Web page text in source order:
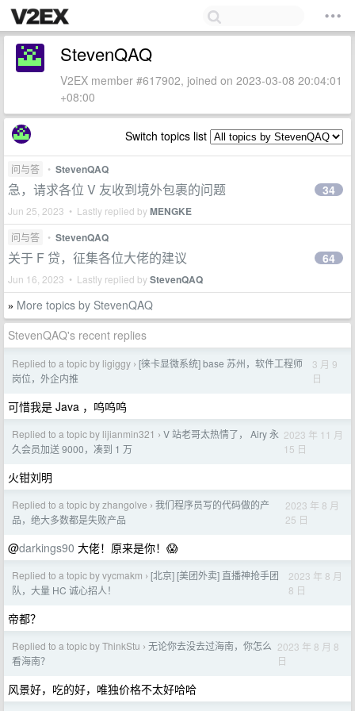
StevenQAQ
V2EX member #617902, joined on 2023-03-08 20:04:01
+08:00
Switch topics list
问与答 • StevenQAQ
急，请求各位 V 友收到境外包裹的问题
Jun 25, 2023 • Lastly replied byMENGKE
34
问与答 • StevenQAQ
关于 F 贷，征集各位大佬的建议
Jun 16, 2023 • Lastly replied byStevenQAQ
64
» More topics by StevenQAQ
StevenQAQ's recent replies
Replied to a topic by ligiggy › [徕卡显微系统] base 苏州，软件工程师
岗位，外企内推
3 月 9
日
可惜我是 Java ，呜呜呜
Replied to a topic by lijianmin321 › V 站老哥太热情了， Airy 永
久会员加送 9000，凑到 1 万
2023 年 11 月
15 日
火钳刘明
Replied to a topic by zhangolve › 我们程序员写的代码做的产
品，绝大多数都是失败产品
2023 年 8 月
25 日
@darkings90 大佬！原来是你！😱
Replied to a topic by vycmakm › [北京] [美团外卖] 直播神抢手团
队，大量 HC 诚心招人！
2023 年 8 月
8 日
帝都？
Replied to a topic by ThinkStu › 无论你去没去过海南，你怎么
看海南？
2023 年 8 月 8
日
风景好，吃的好，唯独价格不太好哈哈